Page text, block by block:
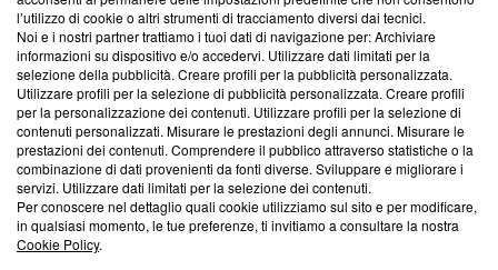
Corporate
Redazione
Informativa Privacy
Cookie Policy
Blasting SA, IDI CHE-247.845.224, Via Carlo Frasca, 3 - 6900
Lugano (Svizzera) Tel:+39 0690258937
© 2026 Blasting News
l’utilizzo di cookie o altri strumenti di tracciamento diversi dai tecnici.
Noi e i nostri partner trattiamo i tuoi dati di navigazione per: Archiviare
informazioni su dispositivo e/o accedervi. Utilizzare dati limitati per la
selezione della pubblicità. Creare profili per la pubblicità personalizzata.
Utilizzare profili per la selezione di pubblicità personalizzata. Creare profili
per la personalizzazione dei contenuti. Utilizzare profili per la selezione di
contenuti personalizzati. Misurare le prestazioni degli annunci. Misurare le
prestazioni dei contenuti. Comprendere il pubblico attraverso statistiche o la
combinazione di dati provenienti da fonti diverse. Sviluppare e migliorare i
servizi. Utilizzare dati limitati per la selezione dei contenuti.
Per conoscere nel dettaglio quali cookie utilizziamo sul sito e per modificare,
in qualsiasi momento, le tue preferenze, ti invitiamo a consultare la nostra
Cookie Policy.